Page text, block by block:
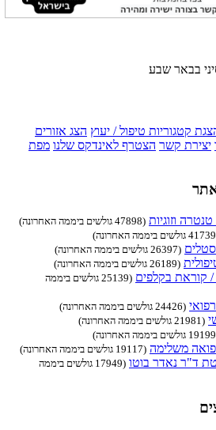
בבאר שבע
קטגוריות טיפול / יעוץ הצג אזורים
יצירת קשר הצטרף לאינדקס שלנו מפת
וזוגיות (47898 גולשים ביממה האחרונה)
(26397 גולשים ביממה האחרונה)
(26189 גולשים ביממה האחרונה)
קוראת בקלפים
(25139 גולשים ביממה
(24426 גולשים ביממה האחרונה)
(21981 גולשים ביממה האחרונה)
משלימה (19117 גולשים ביממה האחרונה)
ד"ר נאדר בוטו
(17949 גולשים ביממה